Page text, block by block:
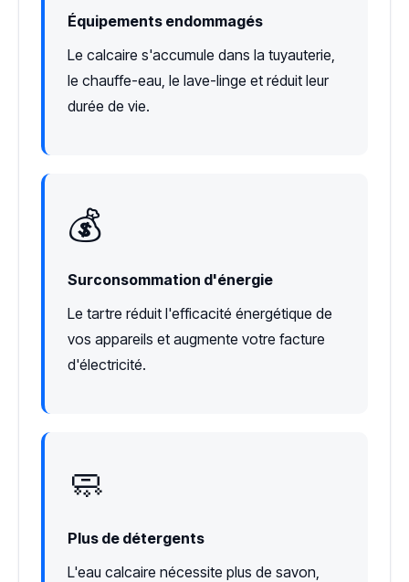
Équipements endommagés
Le calcaire s'accumule dans la tuyauterie,
le chauffe-eau, le lave-linge et réduit leur
durée de vie.
💰
Surconsommation d'énergie
Le tartre réduit l'efficacité énergétique de
vos appareils et augmente votre facture
d'électricité.
🧼
Plus de détergents
L'eau calcaire nécessite plus de savon,